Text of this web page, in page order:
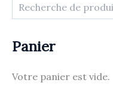
Panier
Votre panier est vide.